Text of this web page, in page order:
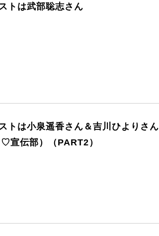
トは武部聡志さん
トは小泉遥香さん＆吉川ひよりさん
♡宣伝部）（PART2）